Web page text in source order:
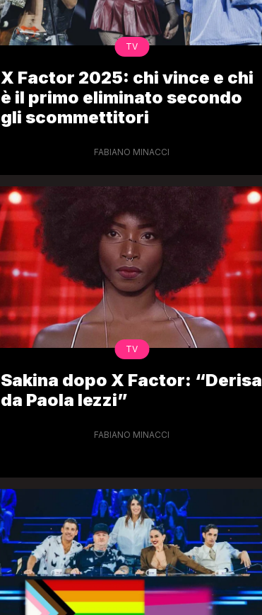
TV
X Factor 2025: chi vince e chi
è il primo eliminato secondo
gli scommettitori
FABIANO MINACCI
TV
Sakina dopo X Factor: “Derisa
da Paola Iezzi”
FABIANO MINACCI